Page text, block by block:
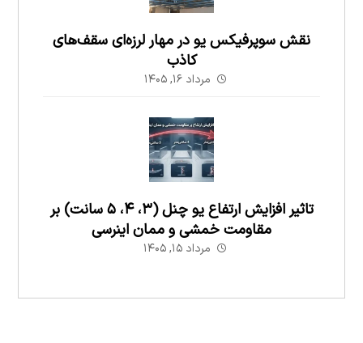
نقش سوپرفیکس یو در مهار لرزه‌ای سقف‌های
کاذب
مرداد ۱۶, ۱۴۰۵
تاثیر افزایش ارتفاع یو چنل (۳، ۴، ۵ سانت) بر
مقاومت خمشی و ممان اینرسی
مرداد ۱۵, ۱۴۰۵